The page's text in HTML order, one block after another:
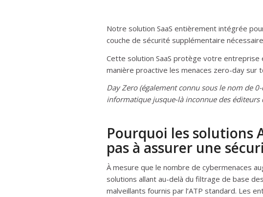
Notre solution SaaS entièrement intégrée
couche de sécurité supplémentaire
Cette solution SaaS protège votre
manière proactive les menaces zero-day sur
Day Zero (également connu sous le nom de
informatique jusque-là inconnue des éditeurs
Pourquoi les solutions
pas à assurer une
À mesure que le nombre de cybermenaces
solutions allant au-delà du filtrage de base
malveillants fournis par l’ATP standard. Les